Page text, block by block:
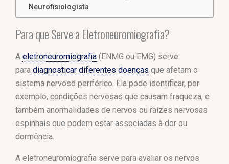
Neurofisiologista
Para que Serve a Eletroneuromiografia?
A eletroneuromiografia (ENMG ou EMG) serve
para diagnosticar diferentes doenças que afetam o
sistema nervoso periférico. Ela pode identificar, por
exemplo, condições nervosas que causam fraqueza, e
também anormalidades de nervos ou raízes nervosas
espinhais que podem estar associadas à dor ou
dormência.
A eletroneuromiografia serve para avaliar os nervos